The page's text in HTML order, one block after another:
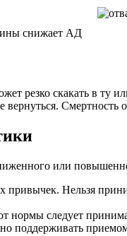
снижает АД
резко скакать в ту
вернуться. Смертность
или
привычек. Нельзя
нормы следует
поддерживать